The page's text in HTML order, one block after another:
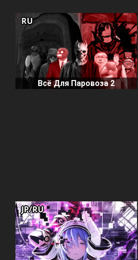
Всё Для Паровоза 2
RU
JP/RU